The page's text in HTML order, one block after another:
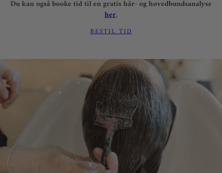
Du kan også booke tid til en gratis hår- og hovedbundsanalyse
her.
BESTIL TID